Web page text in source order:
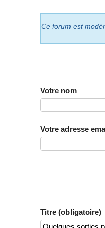
Ce forum est
Votre nom
Votre adresse
Titre (obligatoire)